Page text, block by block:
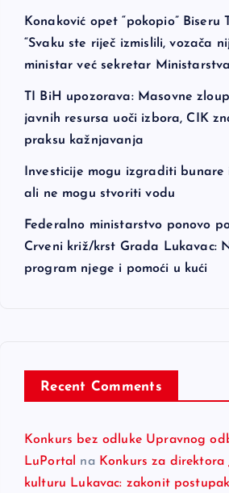
Konaković opet “pokopio” Biseru
“Svaku ste riječ izmislili, vozača
ministar već sekretar
TI BiH upozorava: Masovne
javnih resursa uoči izbora, CIK
praksu kažnjavanja
Investicije mogu izgraditi bunare
ali ne mogu stvoriti vodu
Federalno ministarstvo ponovo
Crveni križ/krst Grada Lukavac:
program njege i pomoći u kući
Recent Comments
Konkurs bez odluke Upravnog
LuPortal
na Konkurs za direktora
kulturu Lukavac: zakonit